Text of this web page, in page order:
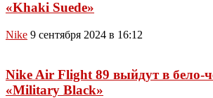
«Khaki Suede»
Nike 9 сентября 2024 в 16:12
Nike Air Flight 89 выйдут в бело-
«Military Black»